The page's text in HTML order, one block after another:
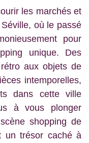
les marchés et
où le passé
pour
unique. Des
aux objets de
intemporelles,
dans cette ville
à vous plonger
shopping de
un trésor caché à